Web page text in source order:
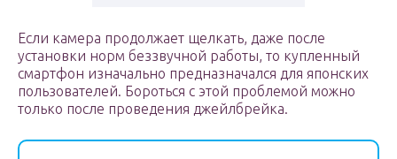
Если камера продолжает щелкать, даже после
установки норм беззвучной работы, то купленный
смартфон изначально предназначался для японских
пользователей. Бороться с этой проблемой можно
только после проведения джейлбрейка.